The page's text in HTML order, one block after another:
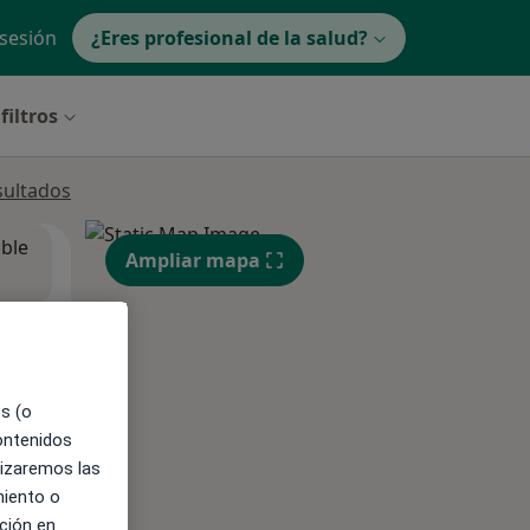
¿Eres profesional de la salud?
filtros
Ampliar mapa
(o
las
o
en